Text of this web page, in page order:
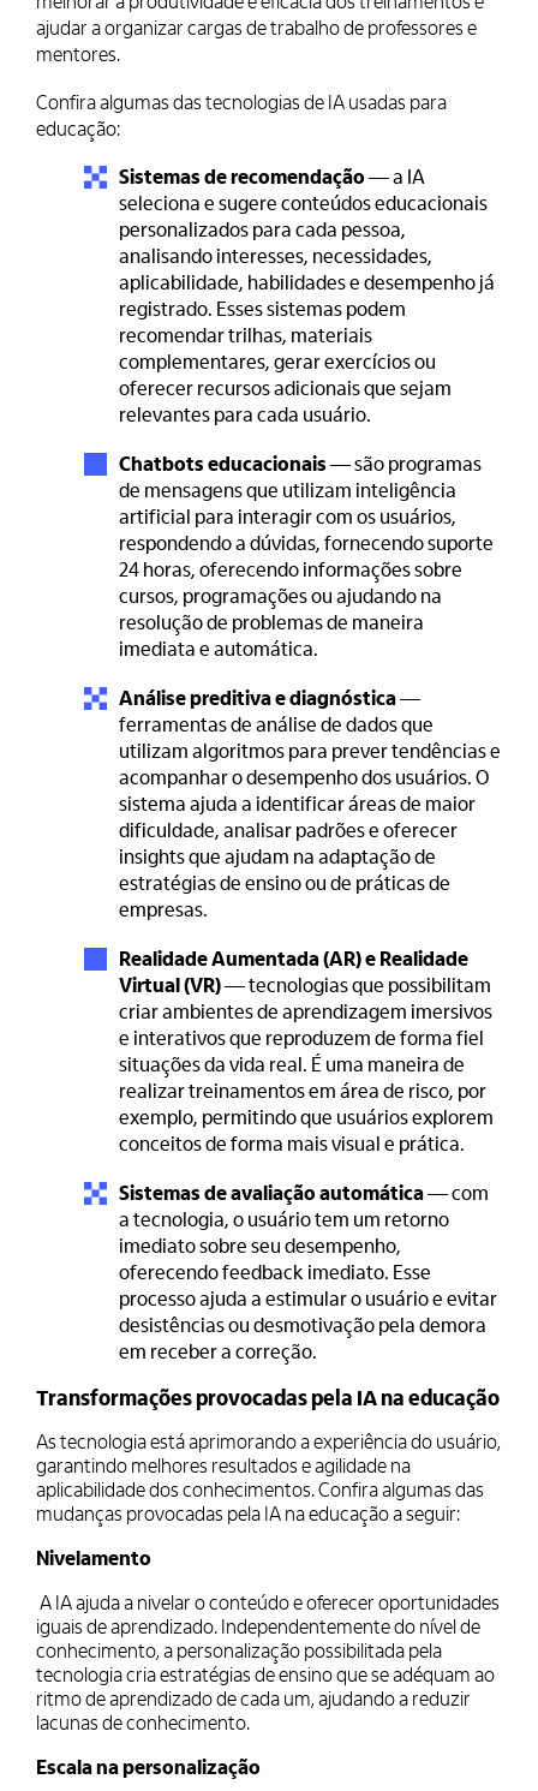
ajudar a organizar cargas de trabalho de professores e
mentores.
Confira algumas das tecnologias de IA usadas para
educação:
Sistemas de recomendação — a IA
seleciona e sugere conteúdos educacionais
personalizados para cada pessoa,
analisando interesses, necessidades,
aplicabilidade, habilidades e desempenho já
registrado. Esses sistemas podem
recomendar trilhas, materiais
complementares, gerar exercícios ou
oferecer recursos adicionais que sejam
relevantes para cada usuário.
Chatbots educacionais — são programas
de mensagens que utilizam inteligência
artificial para interagir com os usuários,
respondendo a dúvidas, fornecendo suporte
24 horas, oferecendo informações sobre
cursos, programações ou ajudando na
resolução de problemas de maneira
imediata e automática.
Análise preditiva e diagnóstica—
ferramentas de análise de dados que
utilizam algoritmos para prever tendências e
acompanhar o desempenho dos usuários. O
sistema ajuda a identificar áreas de maior
dificuldade, analisar padrões e oferecer
insights que ajudam na adaptação de
estratégias de ensino ou de práticas de
empresas.
Realidade Aumentada (AR) e Realidade
Virtual (VR)— tecnologias que possibilitam
criar ambientes de aprendizagem imersivos
e interativos que reproduzem de forma fiel
situações da vida real. É uma maneira de
realizar treinamentos em área de risco, por
exemplo, permitindo que usuários explorem
conceitos de forma mais visual e prática.
Sistemas de avaliação automática— com
a tecnologia, o usuário tem um retorno
imediato sobre seu desempenho,
oferecendo feedback imediato. Esse
processo ajuda a estimular o usuário e evitar
desistências ou desmotivação pela demora
em receber a correção.
Transformações provocadas pela IA na educação
As tecnologia está aprimorando a experiência do usuário,
garantindo melhores resultados e agilidade na
aplicabilidade dos conhecimentos. Confira algumas das
mudanças provocadas pela IA na educação a seguir:
Nivelamento
A IA ajuda a nivelar o conteúdo e oferecer oportunidades
iguais de aprendizado. Independentemente do nível de
conhecimento, a personalização possibilitada pela
tecnologia cria estratégias de ensino que se adéquam ao
ritmo de aprendizado de cada um, ajudando a reduzir
lacunas de conhecimento.
Escala na personalização